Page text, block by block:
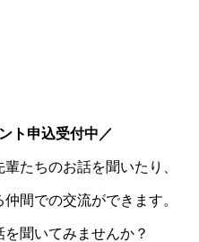
ト申込受付中／
たちのお話を聞いたり、
間での交流ができます。
聞いてみませんか？